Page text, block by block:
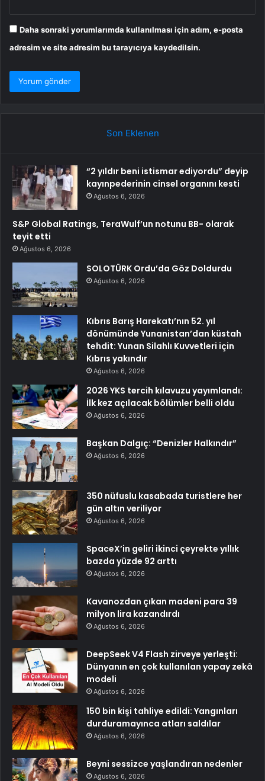
Daha sonraki yorumlarımda kullanılması için adım, e-posta
adresim ve site adresim bu tarayıcıya kaydedilsin.
Son Eklenen
“2 yıldır beni istismar ediyordu” deyip
kayınpederinin cinsel organını kesti
Ağustos 6, 2026
S&P Global Ratings, TeraWulf’un notunu BB- olarak
teyit etti
Ağustos 6, 2026
SOLOTÜRK Ordu’da Göz Doldurdu
Ağustos 6, 2026
Kıbrıs Barış Harekatı’nın 52. yıl
dönümünde Yunanistan’dan küstah
tehdit: Yunan Silahlı Kuvvetleri için
Kıbrıs yakındır
Ağustos 6, 2026
2026 YKS tercih kılavuzu yayımlandı:
İlk kez açılacak bölümler belli oldu
Ağustos 6, 2026
Başkan Dalgıç: “Denizler Halkındır”
Ağustos 6, 2026
350 nüfuslu kasabada turistlere her
gün altın veriliyor
Ağustos 6, 2026
SpaceX’in geliri ikinci çeyrekte yıllık
bazda yüzde 92 arttı
Ağustos 6, 2026
Kavanozdan çıkan madeni para 39
milyon lira kazandırdı
Ağustos 6, 2026
DeepSeek V4 Flash zirveye yerleşti:
Dünyanın en çok kullanılan yapay zekâ
modeli
Ağustos 6, 2026
150 bin kişi tahliye edildi: Yangınları
durduramayınca atları saldılar
Ağustos 6, 2026
Beyni sessizce yaşlandıran nedenler
Ağustos 6, 2026